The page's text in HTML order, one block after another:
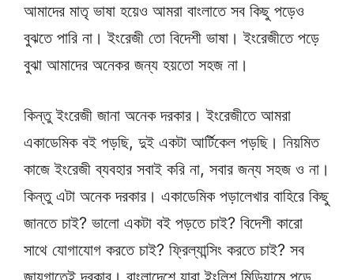
আমাদের মাতৃ ভাষা হয়েও আমরা বাংলাতে সব কিছু পড়েও
বুঝতে পারি না। ইংরেজী তো বিদেশী ভাষা। ইংরেজীতে পড়ে
বুঝা আমাদের অনেকর জন্য হয়তো সহজ না।
কিন্তু ইংরেজী জানা অনেক দরকার। ইংরেজীতে আমরা
একাডেমিক বই পড়ছি, দুই একটা আর্টিকেল পড়ছি। নিয়মিত
কাজে ইংরেজী ব্যবহার সবাই করি না, সবার জন্য সহজ ও না।
কিন্তু এটা অনেক দরকার। একাডেমিক পড়ালেখার বাহিরে কিছু
জানতে চাই? ভালো একটা বই পড়তে চাই? বিদেশী কারো
সাথে যোগাযোগ করতে চাই? ফ্রিল্যান্সিং করতে চাই? সব